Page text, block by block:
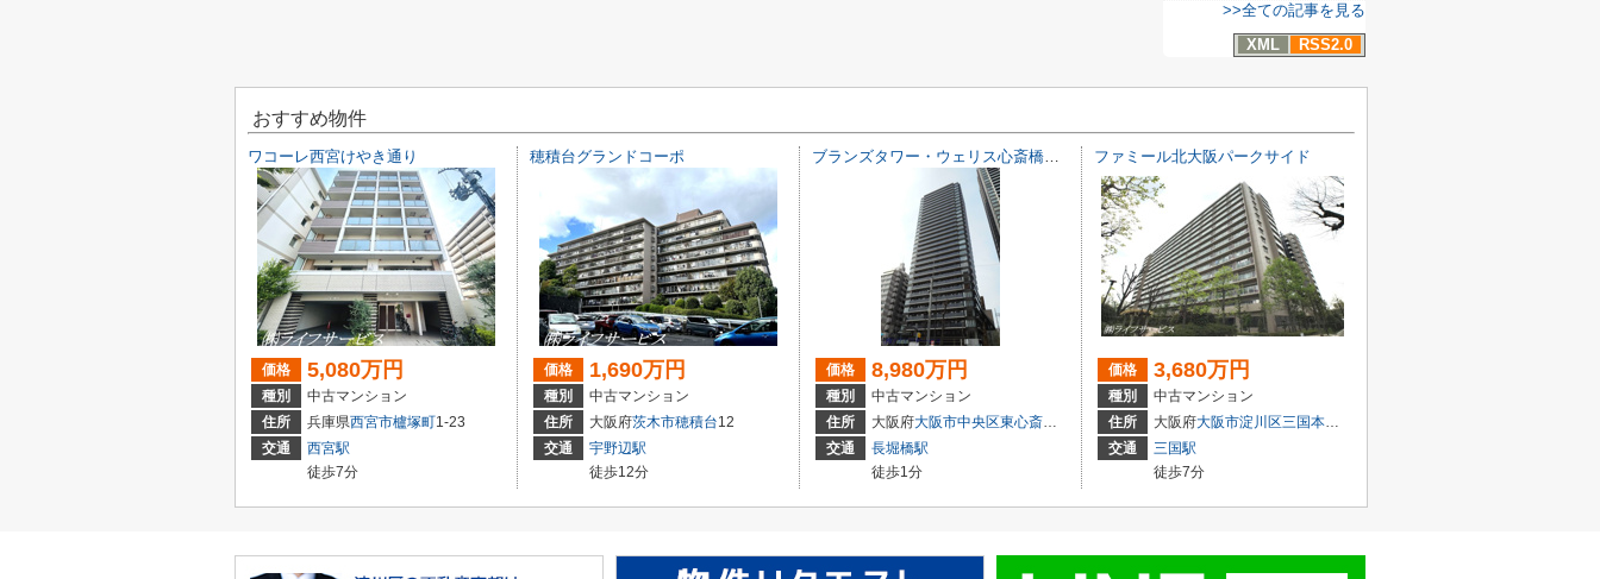
>>全ての記事を見る
XML
RSS2.0
おすすめ物件
ワコーレ西宮けやき通り
価格 5,080万円
種別
中古マンション
住所
兵庫県西宮市櫨塚町1-23
交通
西宮駅
徒歩7分
穂積台グランドコーポ
価格 1,690万円
種別
中古マンション
住所
大阪府茨木市穂積台12
交通
宇野辺駅
徒歩12分
ブランズタワー・ウェリス心斎橋SOUTH
価格 8,980万円
種別
中古マンション
住所
大阪府大阪市中央区東心斎橋
１丁目3-3
交通
長堀橋駅
徒歩1分
ファミール北大阪パークサイド
価格 3,680万円
種別
中古マンション
住所
大阪府大阪市淀川区三国本町
交通
三国駅
徒歩7分